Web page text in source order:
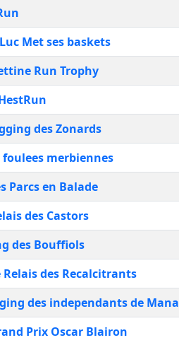
Met ses baskets
Run Trophy
des Zonards
foulees merbiennes
Parcs en Balade
des Castors
des Bouffiols
Relais des Recalcitrants
des independants de
Prix Oscar Blairon